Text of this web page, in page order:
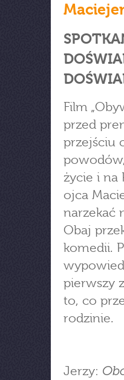
Film
przed
przejściu
życie i na
ojca
narzekać
Obaj
komedii.
pierwszy
to, co
rodzinie.
Jerzy: